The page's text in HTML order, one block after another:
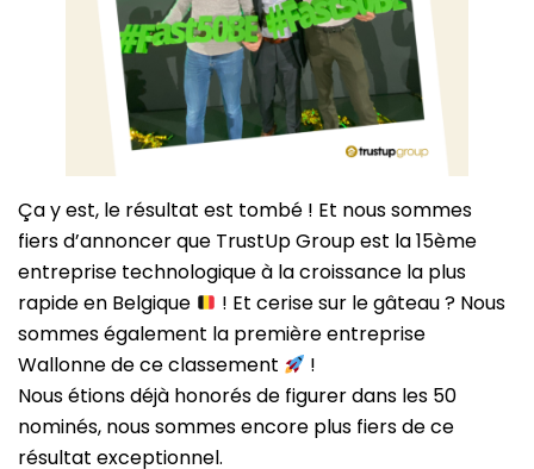
Ça y est, le résultat est tombé ! Et nous sommes
fiers d’annoncer que TrustUp Group est la 15ème
entreprise technologique à la croissance la plus
rapide en Belgique
! Et cerise sur le gâteau ? Nous
sommes également la première entreprise
Wallonne de ce classement
!
Nous étions déjà honorés de figurer dans les 50
nominés, nous sommes encore plus fiers de ce
résultat exceptionnel.